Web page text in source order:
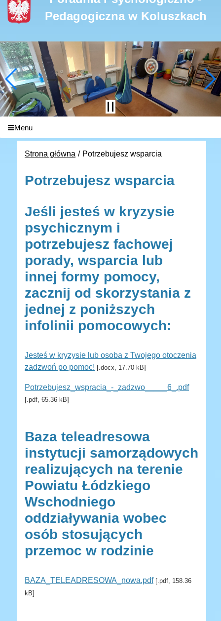
Pedagogiczna w Koluszkach
Menu
Strona główna Potrzebujesz wsparcia
Potrzebujesz wsparcia
Jeśli jesteś w kryzysie
psychicznym i
potrzebujesz fachowej
porady, wsparcia lub
innej formy pomocy,
zacznij od skorzystania z
jednej z poniższych
infolinii pomocowych:
Jesteś w kryzysie lub osoba z Twojego otoczenia
zadzwoń po pomoc! [.docx, 17.70 kB]
Potrzebujesz_wspracia_-_zadzwo_____6_.pdf
[.pdf, 65.36 kB]
Baza teleadresowa
instytucji samorządowych
realizujących na terenie
Powiatu Łódzkiego
Wschodniego
oddziaływania wobec
osób stosujących
przemoc w rodzinie
BAZA_TELEADRESOWA_nowa.pdf[.pdf, 158.36
kB]